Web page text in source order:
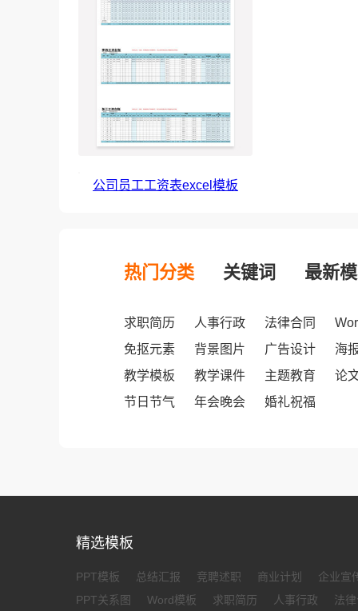
公司员工工资表excel模板
热门分类 关键词 最新
求职简历 人事行政 法律合同
免抠元素
背景图片 广告设计
海
教学模板
教学课件 主题教育
论
节日节气
年会晚会 婚礼祝福
精选模板
PPT模板 总结汇报 竞聘述职 商业计划
企业宣
PPT关系图
Word模板 求职简历 人事行政
法